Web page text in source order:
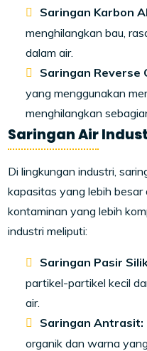
Saringan Karbon
menghilangkan bau,
dalam air.
Saringan Reverse
yang menggunakan
menghilangkan
Saringan Air
Di lingkungan industri,
kapasitas yang lebih
kontaminan yang lebih
industri meliputi:
Saringan Pasir
partikel-partikel kecil
air.
Saringan Antrasit:
organik dan warna